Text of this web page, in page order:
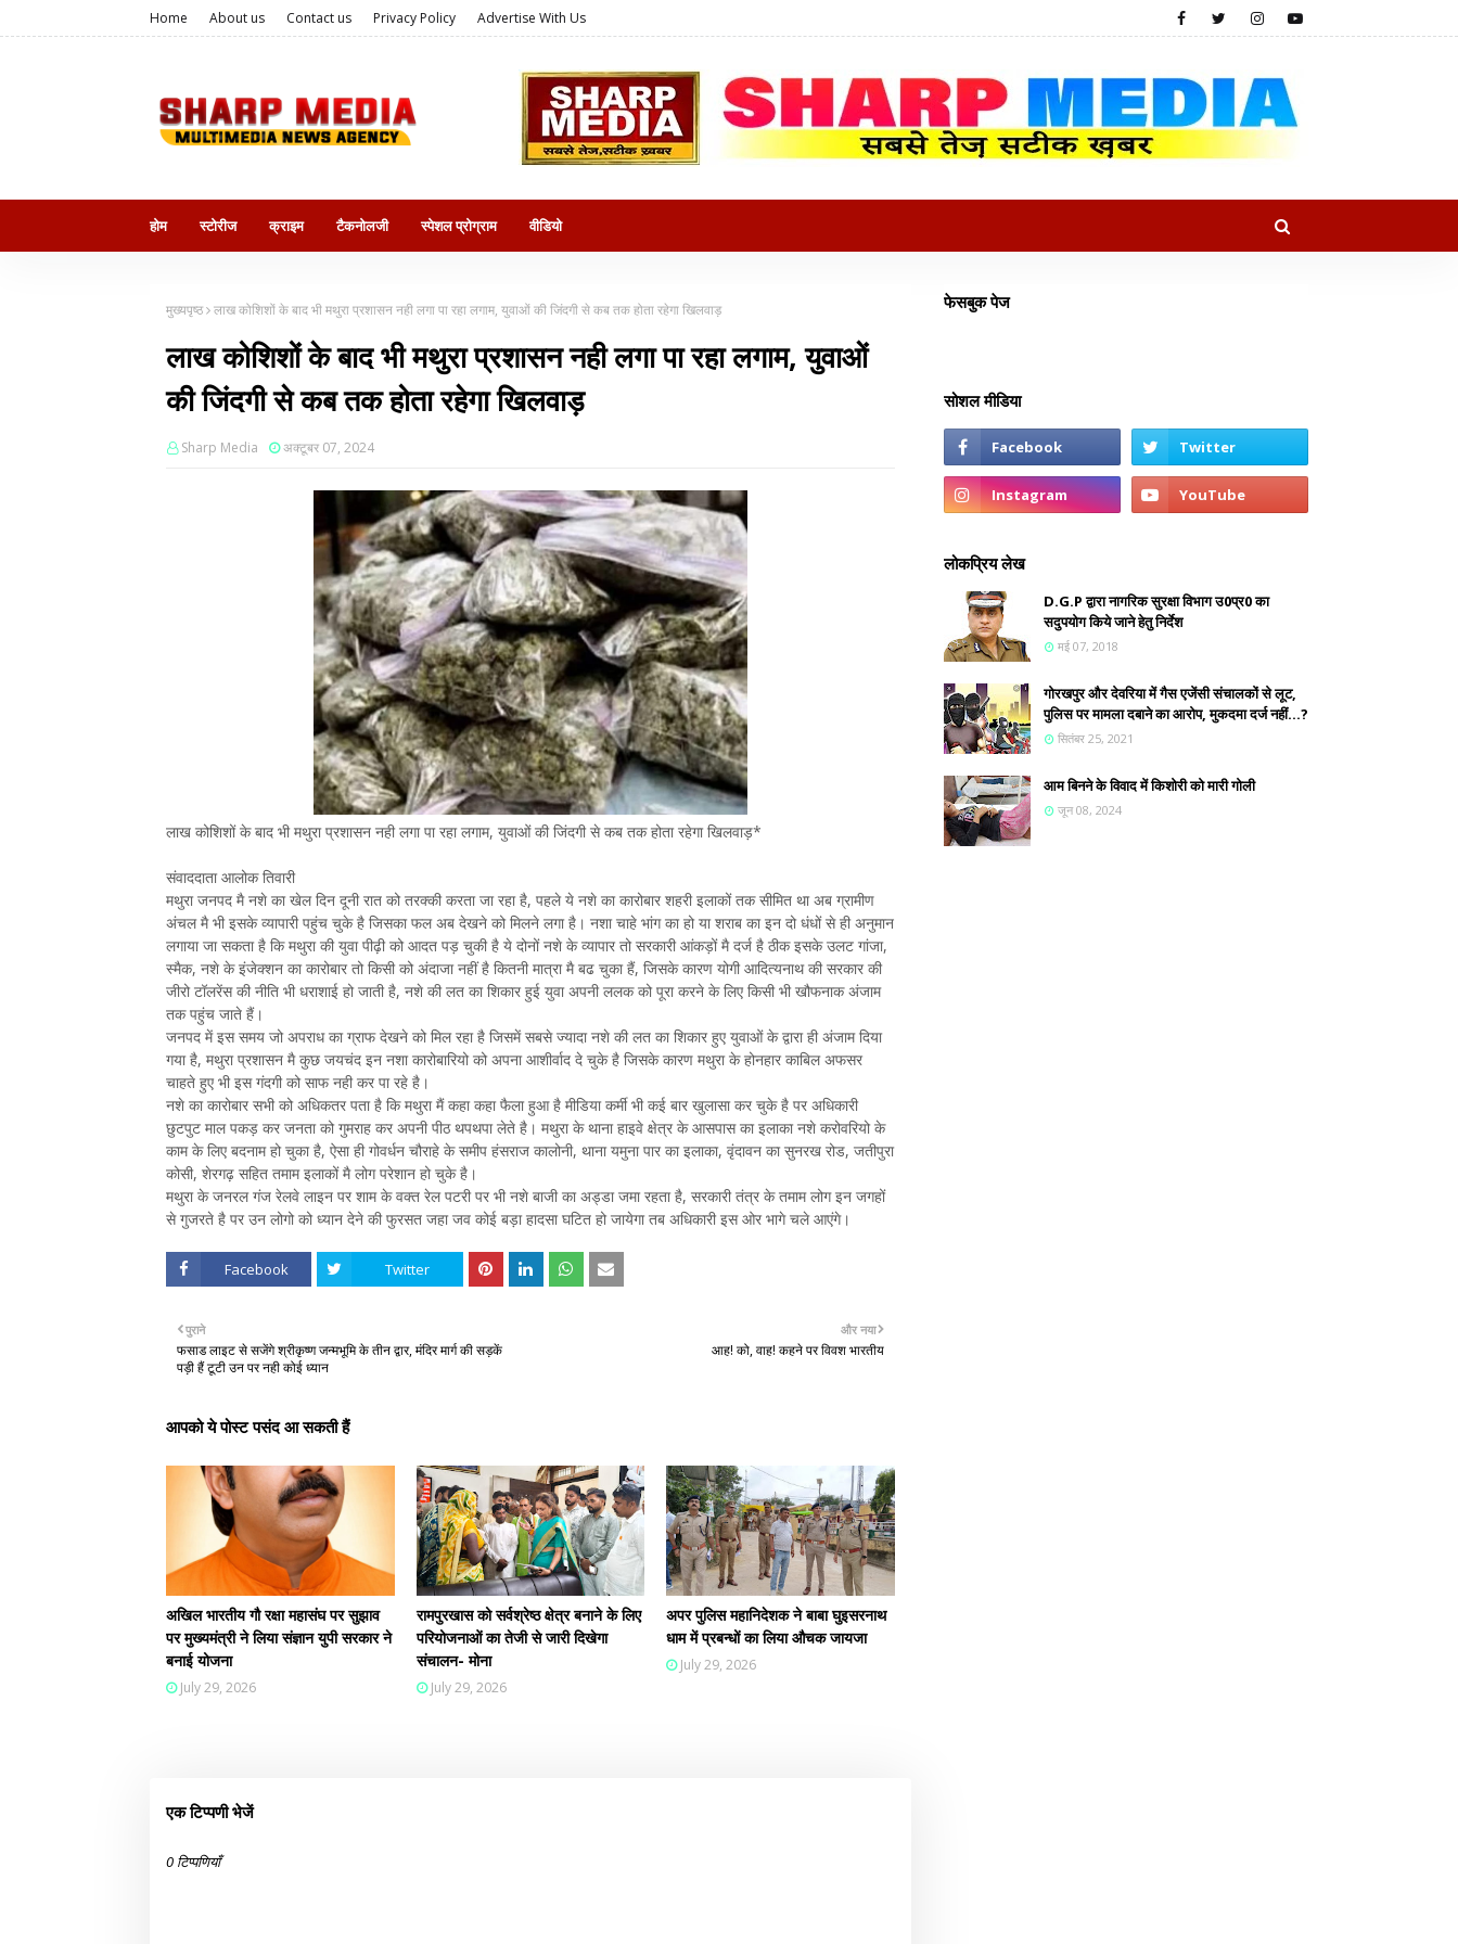
Home About us Contact us Privacy Policy Advertise With Us
होम स्टोरीज क्राइम टैकनोलजी स्पेशल प्रोग्राम वीडियो
मुख्यपृष्ठ लाख कोशिशों के बाद भी मथुरा प्रशासन नही लगा पा रहा लगाम, युवाओं की जिंदगी से कब तक होता रहेगा खिलवाड़
लाख कोशिशों के बाद भी मथुरा प्रशासन नही लगा पा रहा लगाम, युवाओं
की जिंदगी से कब तक होता रहेगा खिलवाड़
Sharp Media अक्टूबर 07, 2024
लाख कोशिशों के बाद भी मथुरा प्रशासन नही लगा पा रहा लगाम, युवाओं की जिंदगी से कब तक होता रहेगा खिलवाड़*
संवाददाता आलोक तिवारी
मथुरा जनपद मै नशे का खेल दिन दूनी रात को तरक्की करता जा रहा है, पहले ये नशे का कारोबार शहरी इलाकों तक सीमित था अब ग्रामीण
अंचल मै भी इसके व्यापारी पहुंच चुके है जिसका फल अब देखने को मिलने लगा है। नशा चाहे भांग का हो या शराब का इन दो धंधों से ही अनुमान
लगाया जा सकता है कि मथुरा की युवा पीढ़ी को आदत पड़ चुकी है ये दोनों नशे के व्यापार तो सरकारी आंकड़ों मै दर्ज है ठीक इसके उलट गांजा,
स्मैक, नशे के इंजेक्शन का कारोबार तो किसी को अंदाजा नहीं है कितनी मात्रा मै बढ चुका हैं, जिसके कारण योगी आदित्यनाथ की सरकार की
जीरो टॉलरेंस की नीति भी धराशाई हो जाती है, नशे की लत का शिकार हुई युवा अपनी ललक को पूरा करने के लिए किसी भी खौफनाक अंजाम
तक पहुंच जाते हैं।
जनपद में इस समय जो अपराध का ग्राफ देखने को मिल रहा है जिसमें सबसे ज्यादा नशे की लत का शिकार हुए युवाओं के द्वारा ही अंजाम दिया
गया है, मथुरा प्रशासन मै कुछ जयचंद इन नशा कारोबारियो को अपना आशीर्वाद दे चुके है जिसके कारण मथुरा के होनहार काबिल अफसर
चाहते हुए भी इस गंदगी को साफ नही कर पा रहे है।
नशे का कारोबार सभी को अधिकतर पता है कि मथुरा मैं कहा कहा फैला हुआ है मीडिया कर्मी भी कई बार खुलासा कर चुके है पर अधिकारी
छुटपुट माल पकड़ कर जनता को गुमराह कर अपनी पीठ थपथपा लेते है। मथुरा के थाना हाइवे क्षेत्र के आसपास का इलाका नशे करोवरियो के
काम के लिए बदनाम हो चुका है, ऐसा ही गोवर्धन चौराहे के समीप हंसराज कालोनी, थाना यमुना पार का इलाका, वृंदावन का सुनरख रोड, जतीपुरा
कोसी, शेरगढ़ सहित तमाम इलाकों मै लोग परेशान हो चुके है।
मथुरा के जनरल गंज रेलवे लाइन पर शाम के वक्त रेल पटरी पर भी नशे बाजी का अड्डा जमा रहता है, सरकारी तंत्र के तमाम लोग इन जगहों
से गुजरते है पर उन लोगो को ध्यान देने की फुरसत जहा जव कोई बड़ा हादसा घटित हो जायेगा तब अधिकारी इस ओर भागे चले आएंगे।
Facebook Twitter
और नया
आह! को, वाह! कहने पर विवश भारतीय
पुराने
फसाड लाइट से सजेंगे श्रीकृष्ण जन्मभूमि के तीन द्वार, मंदिर मार्ग की सड़कें
पड़ी हैं टूटी उन पर नही कोई ध्यान
आपको ये पोस्ट पसंद आ सकती हैं
अखिल भारतीय गौ रक्षा महासंघ पर सुझाव
पर मुख्यमंत्री ने लिया संज्ञान युपी सरकार ने
बनाई योजना
July 29, 2026
रामपुरखास को सर्वश्रेष्ठ क्षेत्र बनाने के लिए
परियोजनाओं का तेजी से जारी दिखेगा
संचालन- मोना
July 29, 2026
अपर पुलिस महानिदेशक ने बाबा घुइसरनाथ
धाम में प्रबन्धों का लिया औचक जायजा
July 29, 2026
एक टिप्पणी भेजें
0 टिप्पणियाँ
फेसबुक पेज
सोशल मीडिया
लोकप्रिय लेख
D.G.P द्वारा नागरिक सुरक्षा विभाग उ0प्र0 का
सदुपयोग किये जाने हेतु निर्देश
मई 07, 2018
गोरखपुर और देवरिया में गैस एजेंसी संचालकों से लूट,
पुलिस पर मामला दबाने का आरोप, मुकदमा दर्ज नहीं...?
सितंबर 25, 2021
आम बिनने के विवाद में किशोरी को मारी गोली
जून 08, 2024